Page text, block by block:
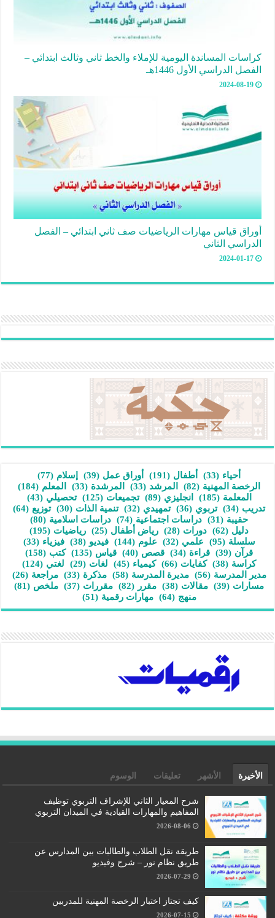
كراسات المساندة اليومية للإملاء والخط ثاني وثالث ابتدائي –
الفصل الدراسي الأول 1446هـ
2024-08-19
أوراق قياس مهارات الرياضيات صف ثاني ابتدائي – الفصل
الدراسي الثاني
2024-01-17
أحياء (33) أطفال (191) أوراق عمل (39) إسلام (77)
الرخصة المهنية (82) المرشد (33) المرشدة (33) المعلم (184)
المعلمة (185) انجليزي (89) تجميعات (125) تحصيلي (43)
تدريب (34) تربوي (36) تمهيدي (32) تنمية الذات (30) توزيع (64)
حقيبة (31) دراسات اجتماعية (74) دراسات اسلامية (80)
دليل (62) دورات (28) رياض أطفال (25) رياضيات (195)
سلسلة (95) علمي (32) علوم (144) فيديو (38) فيزياء (33)
قرآن (39) قراءة (34) قصص (40) قياس (135) كتب (158)
كراسة (38) كفايات (66) كيمياء (45) لغات (29) لغتي (124)
مدير المدرسة (56) مديرة المدرسة (58) مذكرة (33) مراجعة (26)
مسارات (39) مقالات (38) مقرر (82) مقررات (37) ملخص (81)
منهج (64) مهارات رقمية (51)
الأخيرة الأشهر تعليقات الوسوم
شرح المعيار الثاني للإشراف التربوي توظيف
المفاهيم والمهارات القيادية في الميدان التربوي
2026-08-06
طريقة نقل الطلاب والطالبات بين المدارس عن
طريق نظام نور – شرح وفيديو
2026-07-29
كيف تجتاز اختبار الرخصة المهنية للمدربين
2026-07-15